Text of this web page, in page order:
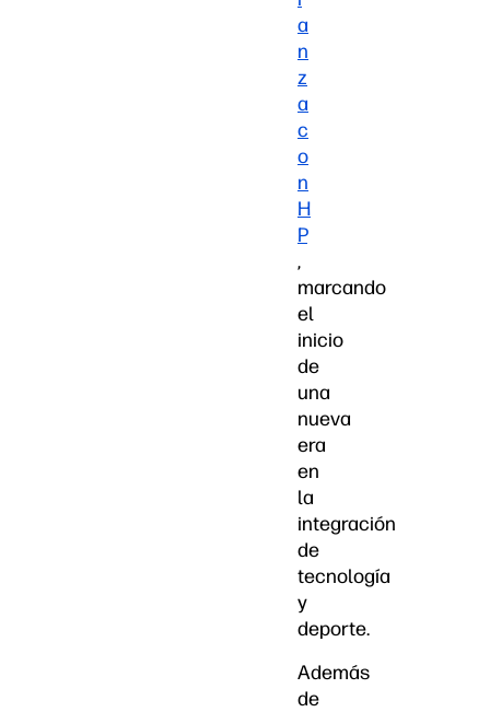
a
n
z
a
c
o
n
H
P
,
marcando
el
inicio
de
una
nueva
era
en
la
integración
de
tecnología
y
deporte.
Además
de